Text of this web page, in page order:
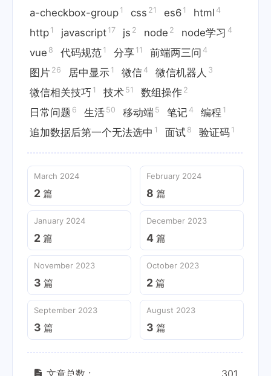
a-checkbox-group 1 css 21 es6 1 html 4
http 1 javascript 17 js 2 node 2 node学习 4
vue 8 代码规范 1 分享 11 前端两三问 4
图片 26 居中显示 1 微信 4 微信机器人 3
微信相关技巧 1 技术 51 数组操作 2
日常问题 6 生活 50 移动端 5 笔记 4 编程 1
追加数据后第一个无法选中 1 面试 8 验证码 1
March 2024
2 篇
February 2024
8 篇
January 2024
2 篇
December 2023
4 篇
November 2023
3 篇
October 2023
2 篇
September 2023
3 篇
August 2023
3 篇